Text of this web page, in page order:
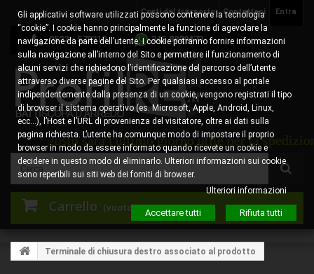
Entra
Contattaci
Costi del trasporto
0522 - 578310 345.8829473
Carrello (vuoto)
6 agosto sarà l'ultimo giorno utile per la
Terminale di chiusura destro associato al prodotto
Gli applicativi software utilizzati possono contenere la tecnologia
“cookie”. I cookie hanno principalmente la funzione di agevolare la
navigazione da parte dell’utente. I cookie potranno fornire informazioni
sulla navigazione all’interno del Sito e permettere il funzionamento di
alcuni servizi che richiedono l’identificazione del percorso dell’utente
attraverso diverse pagine del Sito. Per qualsiasi accesso al portale
indipendentemente dalla presenza di un cookie, vengono registrati il tipo
di browser il sistema operativo (es. Microsoft, Apple, Android, Linux,
ecc…), l’Host e l’URL di provenienza del visitatore, oltre ai dati sulla
pagina richiesta. L’utente ha comunque modo di impostare il proprio
browser in modo da essere informato quando ricevete un cookie e
decidere in questo modo di eliminarlo. Ulteriori informazioni sui cookie
sono reperibili sui siti web dei forniti di browser.
Ulteriori informazioni
Accettare tutti Rifiuta tutti